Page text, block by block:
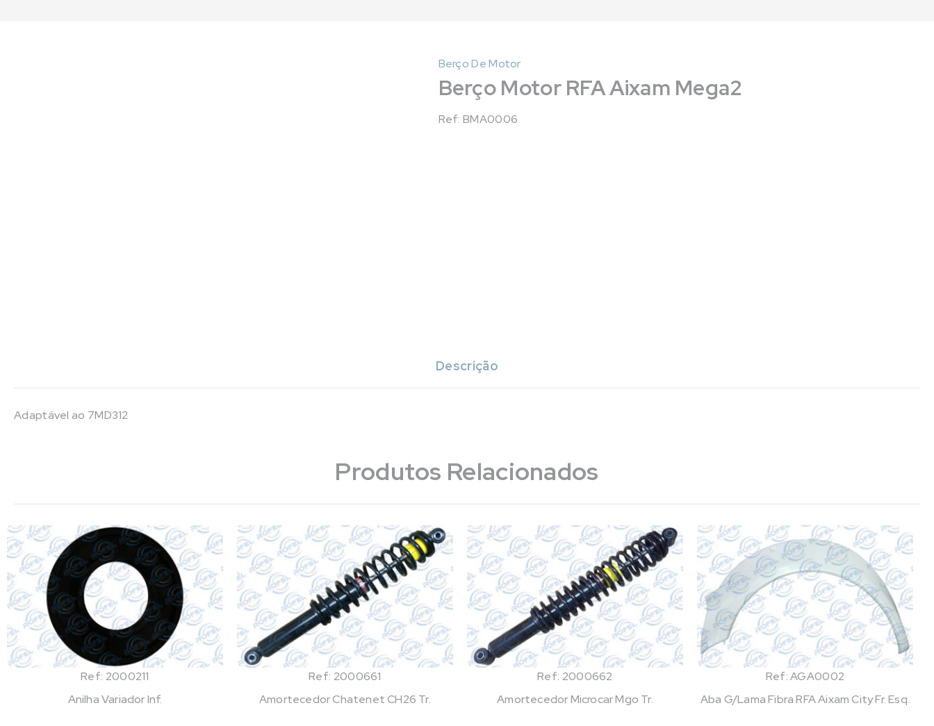
Berço De Motor
Berço Motor RFA Aixam Mega2
Ref: BMA0006
Descrição
Adaptável ao 7MD312
Produtos Relacionados
Ref: 2000211
Anilha Variador Inf.
Ref: 2000661
Amortecedor Chatenet CH26 Tr.
Ref: 2000662
Amortecedor Microcar Mgo Tr.
Ref: AGA0002
Aba G/Lama Fibra RFA Aixam City Fr. Esq.